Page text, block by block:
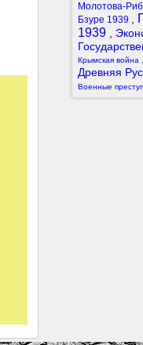
Молотова-
Бзуре 1939
1939
Крымская война
Древняя
Военные